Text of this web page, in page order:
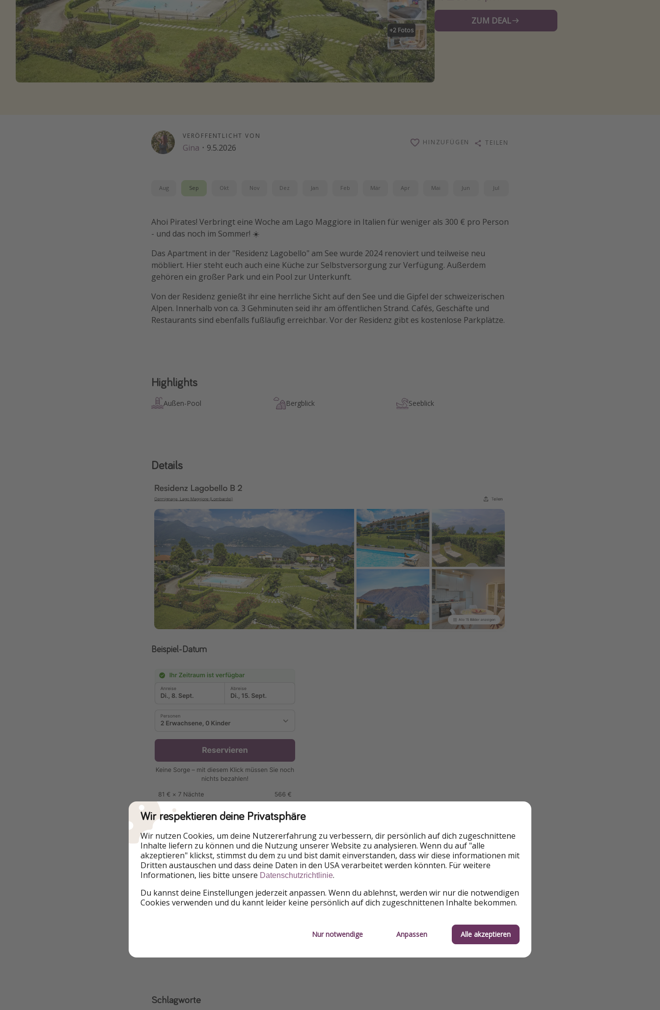
+2 Fotos
ZUM DEAL
VERÖFFENTLICHT VON
Gina · 9.5.2026
HINZUFÜGEN TEILEN
Aug Sep Okt Nov Dez Jan Feb Mär Apr Mai Jun Jul
Ahoi Pirates! Verbringt eine Woche am Lago Maggiore in Italien für weniger als 300 € pro Person
- und das noch im Sommer! ☀️
Das Apartment in der "Residenz Lagobello" am See wurde 2024 renoviert und teilweise neu
möbliert. Hier steht euch auch eine Küche zur Selbstversorgung zur Verfügung. Außerdem
gehören ein großer Park und ein Pool zur Unterkunft.
Von der Residenz genießt ihr eine herrliche Sicht auf den See und die Gipfel der schweizerischen
Alpen. Innerhalb von ca. 3 Gehminuten seid ihr am öffentlichen Strand. Cafés, Geschäfte und
Restaurants sind ebenfalls fußläufig erreichbar. Vor der Residenz gibt es kostenlose Parkplätze.
Highlights
Außen-Pool Bergblick Seeblick
Details
Beispiel-Datum
Gesamtpreis 566 € = 283 € pro Person
Der hier genannte Reisepreis ist mit der Veröffentlichung des Deals verfügbar und buchbar,
jedoch haben wir keinen Einfluss darauf, wann und wie stark sich ein Reisepreis verändern kann.
Wenn die Nachfrage besonders hoch ist, kann das Beispieldatum ausgebucht sein, sodass euch
Schlagworte
Wir respektieren deine Privatsphäre
Wir nutzen Cookies, um deine Nutzererfahrung zu verbessern, dir persönlich auf dich zugeschnittene
Inhalte liefern zu können und die Nutzung unserer Website zu analysieren. Wenn du auf "alle
akzeptieren" klickst, stimmst du dem zu und bist damit einverstanden, dass wir diese informationen mit
Dritten austauschen und dass deine Daten in den USA verarbeitet werden könnten. Für weitere
Informationen, lies bitte unsere Datenschutzrichtlinie.
Du kannst deine Einstellungen jederzeit anpassen. Wenn du ablehnst, werden wir nur die notwendigen
Cookies verwenden und du kannt leider keine persönlich auf dich zugeschnittenen Inhalte bekommen.
Nur notwendige Anpassen Alle akzeptieren